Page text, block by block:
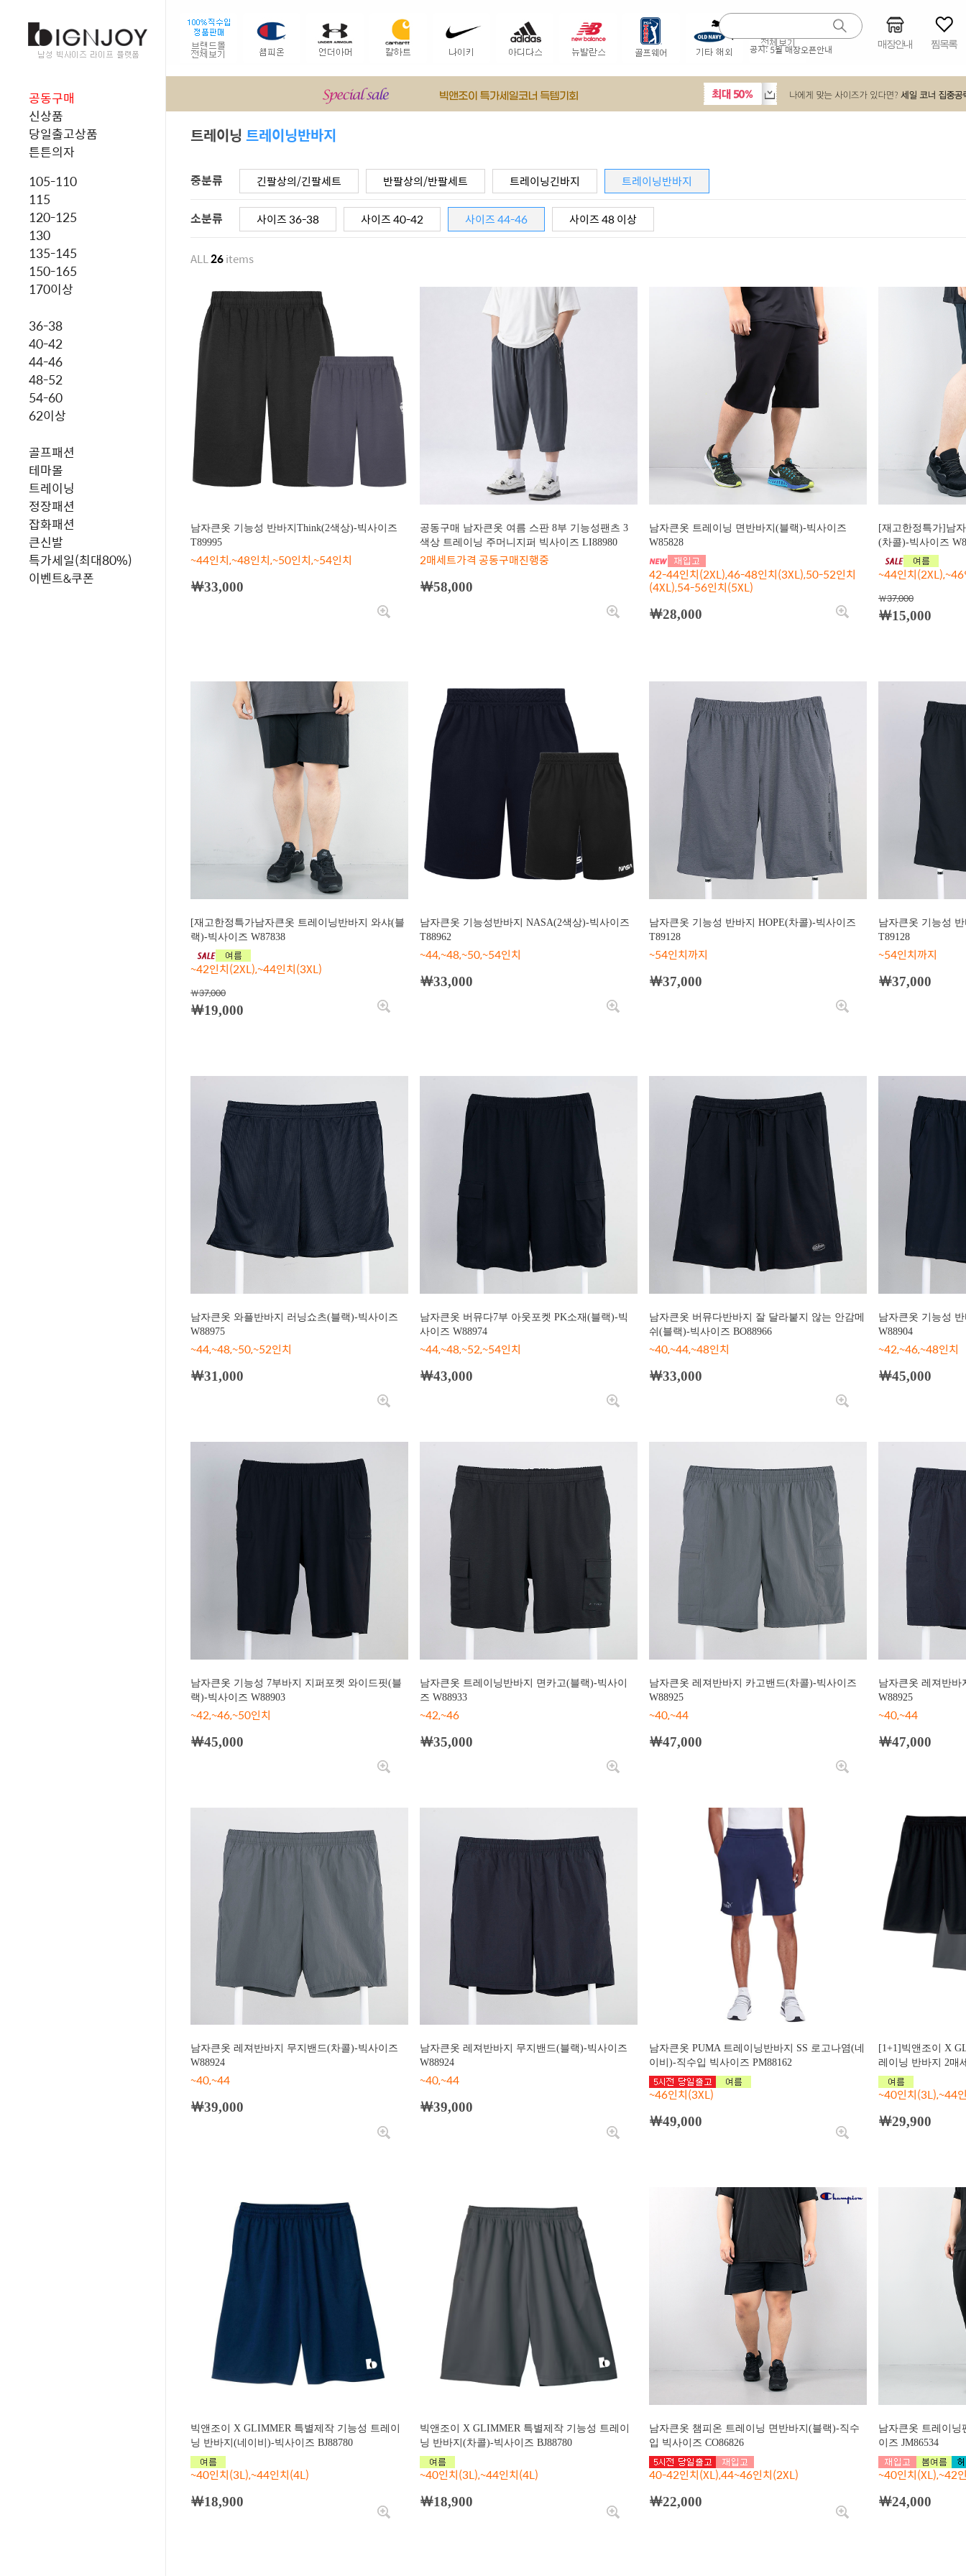
공지:5월 매장오픈안내 매장안내 찜목록
공동구매
신상품
당일출고상품
튼튼의자
105-110
115
120-125
130
135-145
150-165
170이상
36-38
40-42
44-46
48-52
54-60
62이상
골프패션
테마몰
트레이닝
정장패션
잡화패션
큰신발
특가세일(최대80%)
이벤트&쿠폰
트레이닝 트레이닝반바지
중분류 긴팔상의/긴팔세트 반팔상의/반팔세트 트레이닝긴바지 트레이닝반바지
소분류 사이즈 36-38 사이즈 40-42 사이즈 44-46 사이즈 48 이상
ALL26items
남자큰옷 기능성 반바지Think(2색상)-빅사이즈
T89995
~44인치,~48인치,~50인치,~54인치
￦33,000
공동구매 남자큰옷 여름 스판 8부 기능성팬츠 3
색상 트레이닝 주머니지퍼 빅사이즈 LI88980
2매세트가격 공동구매진행중
￦58,000
남자큰옷 트레이닝 면반바지(블랙)-빅사이즈
W85828
42-44인치(2XL),46-48인치(3XL),50-52인치
(4XL),54-56인치(5XL)
￦28,000
[재고한정특가]남
(차콜)-빅사이즈
~44인치
￦37,000
￦15,000
[재고한정특가남자큰옷 트레이닝반바지 와샤(블
랙)-빅사이즈 W87838
~42인치(2XL),~44인치(3XL)
￦37,000
￦19,000
남자큰옷 기능성반바지 NASA(2색상)-빅사이즈
T88962
~44,~48,~50,~54인치
￦33,000
남자큰옷 기능성 반바지 HOPE(차콜)-빅사이즈
T89128
~54인치까지
￦37,000
남자큰옷 기능성
T89128
~54인치까지
￦37,000
남자큰옷 와플반바지 러닝쇼츠(블랙)-빅사이즈
W88975
~44,~48,~50,~52인치
￦31,000
남자큰옷 버뮤다7부 아웃포켓 PK소재(블랙)-빅
사이즈 W88974
~44,~48,~52,~54인치
￦43,000
남자큰옷 버뮤다반바지 잘 달라붙지 않는 안감메
쉬(블랙)-빅사이즈 BO88966
~40,~44,~48인치
￦33,000
남자큰옷 기능성
W88904
~42,~46,~48인치
￦45,000
남자큰옷 기능성 7부바지 지퍼포켓 와이드핏(블
랙)-빅사이즈 W88903
~42,~46,~50인치
￦45,000
남자큰옷 트레이닝반바지 면카고(블랙)-빅사이
즈 W88933
~42,~46
￦35,000
남자큰옷 레져반바지 카고밴드(차콜)-빅사이즈
W88925
~40,~44
￦47,000
남자큰옷 레져반바
W88925
~40,~44
￦47,000
남자큰옷 레져반바지 무지밴드(차콜)-빅사이즈
W88924
~40,~44
￦39,000
남자큰옷 레져반바지 무지밴드(블랙)-빅사이즈
W88924
~40,~44
￦39,000
남자큰옷 PUMA 트레이닝반바지 SS 로고나염(네
이비)-직수입 빅사이즈 PM88162
~46인치(3XL)
￦49,000
[1+1]빅앤조이 X
레이닝 반바지 2매
~40인치(3L),~44
￦29,900
빅앤조이 X GLIMMER 특별제작 기능성 트레이
닝 반바지(네이비)-빅사이즈 BJ88780
~40인치(3L),~44인치(4L)
￦18,900
빅앤조이 X GLIMMER 특별제작 기능성 트레이
닝 반바지(차콜)-빅사이즈 BJ88780
~40인치(3L),~44인치(4L)
￦18,900
남자큰옷 챔피온 트레이닝 면반바지(블랙)-직수
입 빅사이즈 CO86826
40-42인치(XL),44~46인치(2XL)
￦22,000
남자큰옷 트레이닝
이즈 JM86534
~40인치(XL),~42
￦24,000